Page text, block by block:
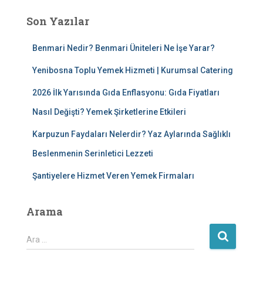
Son Yazılar
Benmari Nedir? Benmari Üniteleri Ne İşe Yarar?
Yenibosna Toplu Yemek Hizmeti | Kurumsal Catering
2026 İlk Yarısında Gıda Enflasyonu: Gıda Fiyatları
Nasıl Değişti? Yemek Şirketlerine Etkileri
Karpuzun Faydaları Nelerdir? Yaz Aylarında Sağlıklı
Beslenmenin Serinletici Lezzeti
Şantiyelere Hizmet Veren Yemek Firmaları
Arama
A
r
Ara …